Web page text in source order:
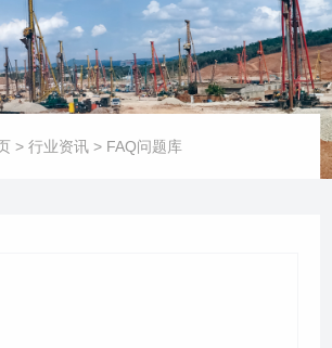
解决方案
项目案例
>行业资讯 > FAQ问题库